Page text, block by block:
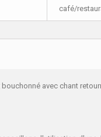
café/
avec chant